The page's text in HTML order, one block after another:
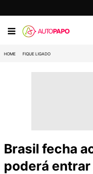
HOME FIQUE LIGADO
Brasil fecha
poderá entrar